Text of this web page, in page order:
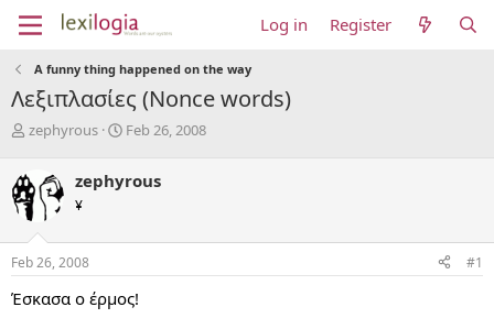
Log in Register
A funny thing happened on the way
Λεξιπλασίες (Nonce words)
T
e
a
d
s
t
r
zephyrous
S
r
a
Feb 26, 2008
zephyrous
¥
Feb 26, 2008 #1
Έσκασα ο έρμος!